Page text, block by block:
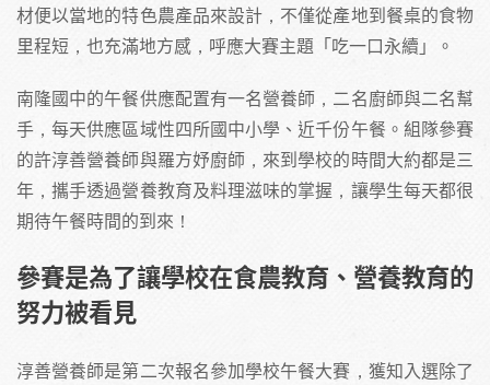
材便以當地的特色農產品來設計，不僅從產地到餐桌的食物
里程短，也充滿地方感，呼應大賽主題「吃一口永續」。
南隆國中的午餐供應配置有一名營養師，二名廚師與二名幫
手，每天供應區域性四所國中小學、近千份午餐。組隊參賽
的許淳善營養師與羅方妤廚師，來到學校的時間大約都是三
年，攜手透過營養教育及料理滋味的掌握，讓學生每天都很
期待午餐時間的到來！
參賽是為了讓學校在食農教育、營養教育的
努力被看見
淳善營養師是第二次報名參加學校午餐大賽，獲知入選除了